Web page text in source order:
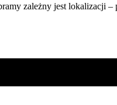
zależny jest lokalizacji